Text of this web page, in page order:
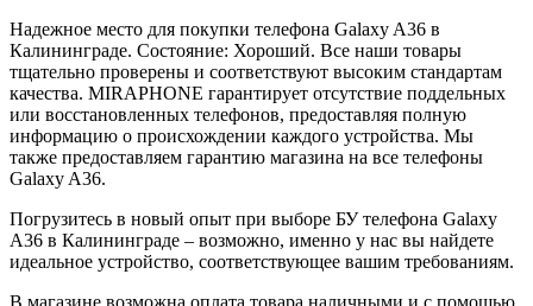
Надежное место для покупки телефона Galaxy A36 в
Калининграде. Состояние: Хороший. Все наши товары
тщательно проверены и соответствуют высоким стандартам
качества. MIRAPHONE гарантирует отсутствие поддельных
или восстановленных телефонов, предоставляя полную
информацию о происхождении каждого устройства. Мы
также предоставляем гарантию магазина на все телефоны
Galaxy A36.
Погрузитесь в новый опыт при выборе БУ телефона Galaxy
A36 в Калининграде – возможно, именно у нас вы найдете
идеальное устройство, соответствующее вашим требованиям.
В магазине возможна оплата товара наличными и с помощью